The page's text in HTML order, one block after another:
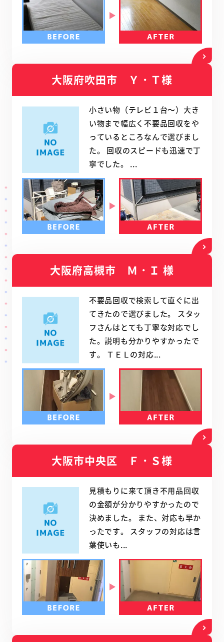
大阪府吹田市 Ｙ・Ｔ様
小さい物（テレビ１台～）大き
い物まで幅広く不要品回収をや
っているところなんで選びまし
た。 回収のスピードも迅速で丁
寧でした。 ...
大阪府高槻市 Ｍ・Ｉ 様
不要品回収で検索して直ぐに出
てきたので選びました。 スタッ
フさんはとても丁寧な対応でし
た。説明も分かりやすかったで
す。 ＴＥＬの対応...
大阪市中央区 Ｆ・Ｓ様
見積もりに来て頂き不用品回収
の金額が分かりやすかったので
決めました。 また、対応も早か
ったです。 スタッフの対応は言
葉使いも...